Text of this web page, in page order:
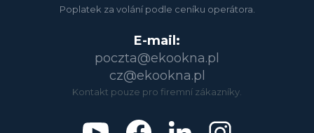
Poplatek za volání podle ceníku operátora.
E-mail:
poczta@ekookna.pl
cz@ekookna.pl
Kontakt pouze pro firemní zákazníky.